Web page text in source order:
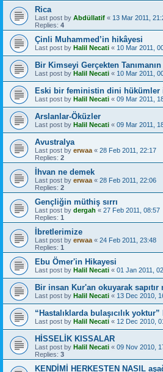
Rica
Last post by Abdüllatif « 13 Mar 2011,
Replies: 4
Çinli Muhammed’in hikâyesi
Last post by Halil Necati « 10 Mar 2011,
Bir Kimseyi Gerçekten
Last post by Halil Necati « 10 Mar 2011,
Eski bir feministin dini hükümler
Last post by Halil Necati « 09 Mar 2011,
Arslanlar-Öküzler
Last post by Halil Necati « 09 Mar 2011,
Avustralya
Last post by erwaa « 28 Feb 2011, 22:17
Replies: 2
İhvan ne demek
Last post by erwaa « 28 Feb 2011, 22:06
Replies: 2
Gençliğin müthiş sırrı
Last post by dergah « 27 Feb 2011, 08:57
Replies: 1
İbretlerimize
Last post by erwaa « 24 Feb 2011, 23:48
Replies: 1
Ebu Ömer'in Hikayesi
Last post by Halil Necati « 01 Jan 2011,
Bir insan Kur'an okuyarak sapıtır
Last post by Halil Necati « 13 Dec 2010,
“Hastalıklarda bulaşıcılık
Last post by Halil Necati « 12 Dec 2010,
HİSSELİK KISSALAR
Last post by Halil Necati « 09 Nov 2010,
Replies: 3
KENDİMİ HERKESTEN NASIL